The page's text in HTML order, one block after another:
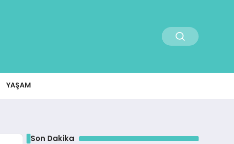
YAŞAM
Son Dakika